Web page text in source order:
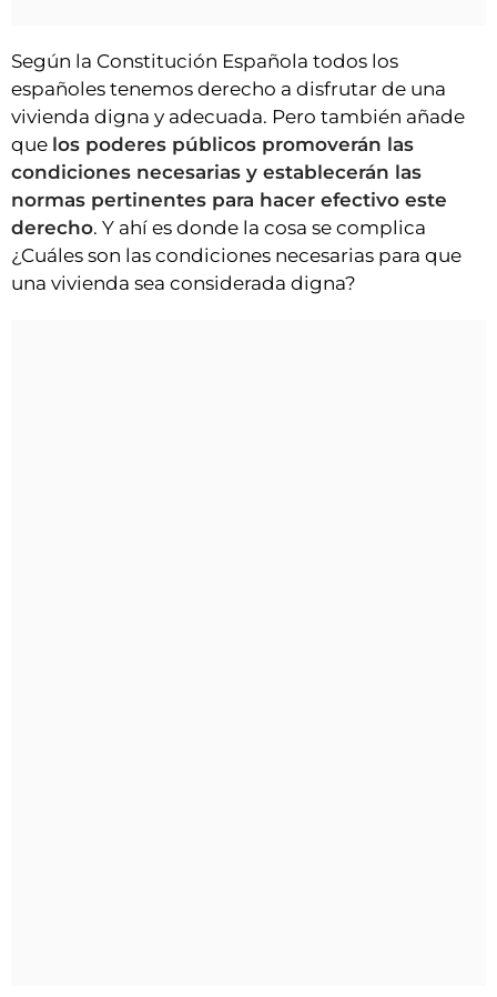
Según la Constitución Española todos los
españoles tenemos derecho a disfrutar de una
vivienda digna y adecuada. Pero también añade
que los poderes públicos promoverán las
condiciones necesarias y establecerán las
normas pertinentes para hacer efectivo este
derecho. Y ahí es donde la cosa se complica
¿Cuáles son las condiciones necesarias para que
una vivienda sea considerada digna?